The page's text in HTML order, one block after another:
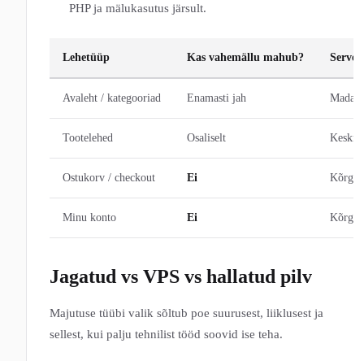
PHP ja mälukasutus järsult.
Lehetüüp Kas vahemällu mahub?
Avaleht / kategooriad Enamasti jah Madal
Tootelehed Osaliselt
Ostukorv / checkout Ei Kõrge
Minu konto Ei Kõrge
Jagatud vs VPS vs hallatud pilv
Majutuse tüübi valik sõltub poe suurusest, liiklusest ja
sellest, kui palju tehnilist tööd soovid ise teha.